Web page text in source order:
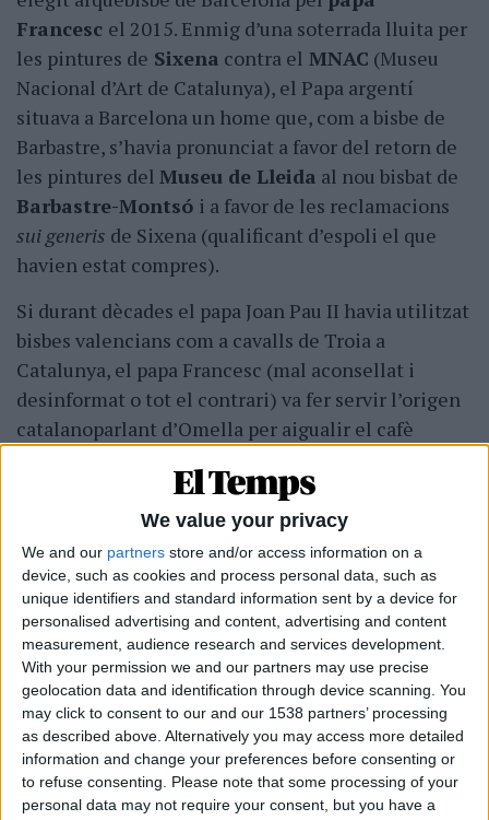
We value your privacy
We and our partners store and/or access information on a
device, such as cookies and process personal data, such as
unique identifiers and standard information sent by a device for
personalised advertising and content, advertising and content
measurement, audience research and services development.
With your permission we and our partners may use precise
geolocation data and identification through device scanning. You
may click to consent to our and our 1538 partners’ processing
as described above. Alternatively you may access more detailed
information and change your preferences before consenting or
to refuse consenting.
Please note that some processing of your
personal data may not require your consent, but you have a
Francesc el 2015. Enmig d’una soterrada lluita per
les pintures de Sixena contra el MNAC (Museu
Nacional d’Art de Catalunya), el Papa argentí
situava a Barcelona un home que, com a bisbe de
Barbastre, s’havia pronunciat a favor del retorn de
les pintures del Museu de Lleida al nou bisbat de
Barbastre-Montsó i a favor de les reclamacions
sui generis de Sixena (qualificant d’espoli el que
havien estat compres).
Si durant dècades el papa Joan Pau II havia utilitzat
bisbes valencians com a cavalls de Troia a
Catalunya, el papa Francesc (mal aconsellat i
desinformat o tot el contrari) va fer servir l’origen
catalanoparlant d’Omella per aigualir el cafè
Subscripció al butlletí
Rep les novetats d'El Temps al teu correu:
AJoan Pau IIli va sortir bé la jugada amb un
anterior arquebisbe de Barcelona, valencià de
naixement,Ricard Maria Carles. En una